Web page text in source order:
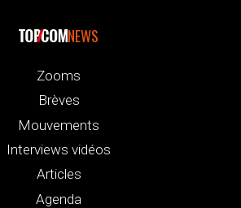
NEWS
Zooms
Brèves
Mouvements
Interviews vidéos
Articles
Agenda